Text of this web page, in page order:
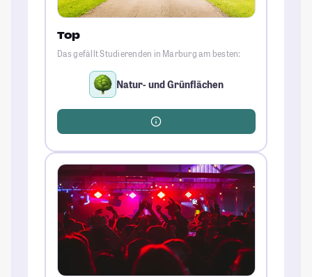
Top
Das gefällt Studierenden in Marburg am besten:
Natur- und Grünflächen